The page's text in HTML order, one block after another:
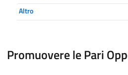
Altro
Promuovere le Pari